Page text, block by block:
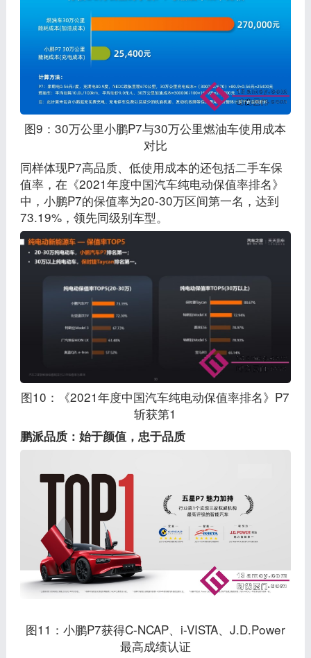
图9：30万公里小鹏P7与30万公里燃油车使用成本
对比
同样体现P7高品质、低使用成本的还包括二手车保
值率，在《2021年度中国汽车纯电动保值率排名》
中，小鹏P7的保值率为20-30万区间第一名，达到
73.19%，领先同级别车型。
图10：《2021年度中国汽车纯电动保值率排名》P7
斩获第1
鹏派品质：始于颜值，忠于品质
图11：小鹏P7获得C-NCAP、i-VISTA、J.D.Power
最高成绩认证